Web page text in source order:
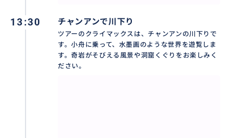
ハノイ⇔ニンビン間の貸切の専用車、チャンアンのプ
ライベートボート、日本語ガイド、ペットボトルの水
（おひとりにつき1本）、ホアルー入場料、チャンアン
小舟乗船料、昼食 !!!
※昼食時のお飲み物（ビールまたはソフトドリンク）
13:30 チャンアンで川下り
ツアーのクライマックスは、チャンアンの川下りで
す。小舟に乗って、水墨画のような世界を遊覧しま
す。奇岩がそびえる風景や洞窟くぐりをお楽しみく
ださい。